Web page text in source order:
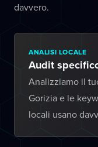
davvero.
ANALISI LOCALE
Audit
Analizziamo il
Gorizia e le
locali usano